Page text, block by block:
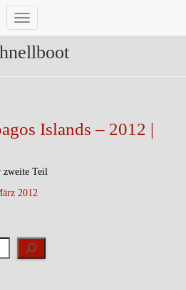
Navigation
umschalten
Islands – 2012 |
zweite Teil
2012